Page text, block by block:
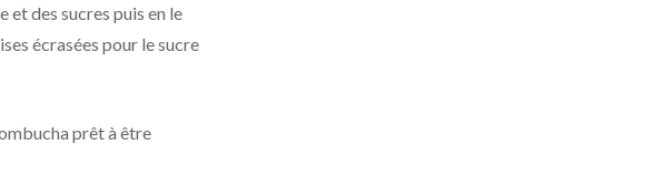
et des sucres puis en le
écrasées pour le sucre
prêt à être